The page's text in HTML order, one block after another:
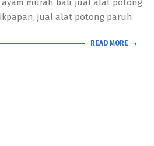
murah bali, jual alat potong
jual alat potong paruh
READ MORE →